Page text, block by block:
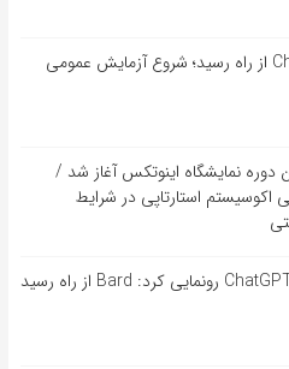
رقیب چینی ChatGPT از راه رسید؛ شروع آزمایش عمومی
دوره نمایشگاه اینوتکس آغاز شد /
اکوسیستم استارتاپی در شرایط